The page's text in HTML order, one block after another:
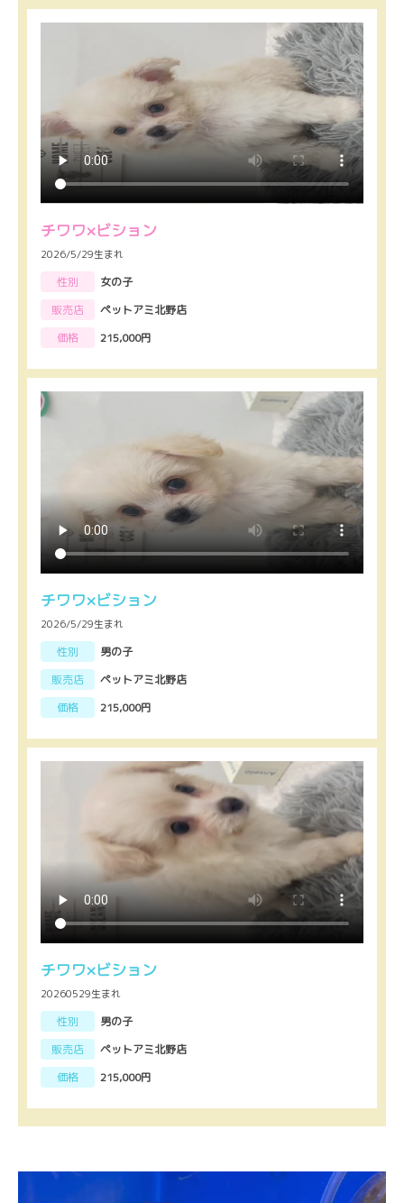
チワワ×ビション
2026/5/29生まれ
性別
女の子
販売店
ペットアミ北野店
価格
215,000円
チワワ×ビション
2026/5/29生まれ
性別
男の子
販売店
ペットアミ北野店
価格
215,000円
チワワ×ビション
20260529生まれ
性別
男の子
販売店
ペットアミ北野店
価格
215,000円